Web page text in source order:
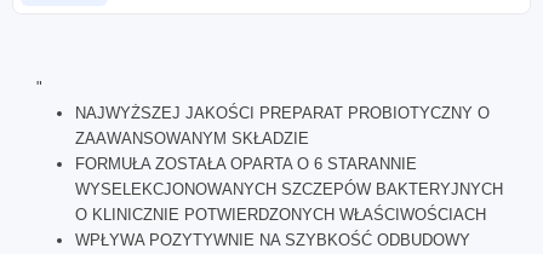
"
NAJWYŻSZEJ JAKOŚCI PREPARAT PROBIOTYCZNY O
ZAAWANSOWANYM SKŁADZIE
FORMUŁA ZOSTAŁA OPARTA O 6 STARANNIE
WYSELEKCJONOWANYCH SZCZEPÓW BAKTERYJNYCH
O KLINICZNIE POTWIERDZONYCH WŁAŚCIWOŚCIACH
WPŁYWA POZYTYWNIE NA SZYBKOŚĆ ODBUDOWY